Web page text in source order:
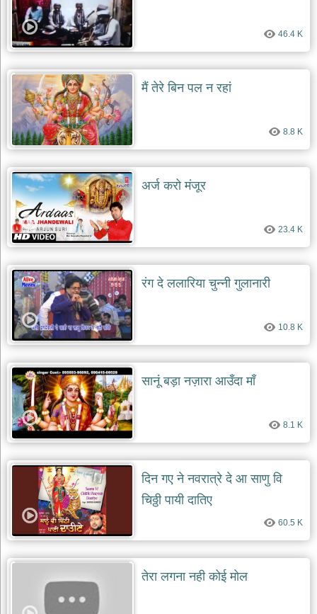
खाटू
श्याम
भजन
khatu
bhajans
रानी
सती
दादी
भजन
rani
dadi
bhajans
बावा
लाल
दयाल
भजन
lal
dayal
bhajans
शनि
देव
भजन
dev
bhajans
आज
का
भजन
bhajan
of
day
भजन
add
bhajans
46.4 K
मैं तेरे बिन पल न रहां
8.8 K
अर्ज करो मंजूर
23.4 K
रंग दे ललारिया चुन्नी गुलानारी
10.8 K
सानूं बड़ा नज़ारा आउँदा माँ
8.1 K
दिन गए ने नवरात्रे दे आ साणु वि
चिठ्ठी पायी दातिए
60.5 K
तेरा लगना नही कोई मोल